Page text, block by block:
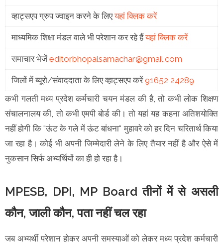
व्हाट्सएप ग्रुप ज्वाइन करने के लिएयहां क्लिक करें
माध्यमिक शिक्षा मंडल वाले भी परेशान कर रहे हैंयहां क्लिक करें
समाचार भेजें editorbhopalsamachar@gmail.com
जिलों में ब्यूरो/संवाददाता के लिए व्हाट्सएप करें91652 24289
कभी गलती मध्य प्रदेश कर्मचारी चयन मंडल की है, तो कभी लोक शिक्षण
संचालनालय की, तो कभी एमपी बोर्ड की। तो यहां यह कहना अतिशयोक्ति
नहीं होगी कि "ऊंट के गले में ऊंट बांधना" मुहावरे को हर दिन चरितार्थ किया
जा रहा है। कोई भी अपनी जिम्मेदारी लेने के लिए तैयार नहीं है और ऐसे में
नुकसान सिर्फ अभ्यर्थियों का ही हो रहा है।
MPESB, DPI, MP Board तीनों में से असली
कौन, जाली कौन, पता नहीं चल रहा
जब अभ्यर्थी परेशान होकर अपनी समस्याओं को लेकर मध्य प्रदेश कर्मचारी